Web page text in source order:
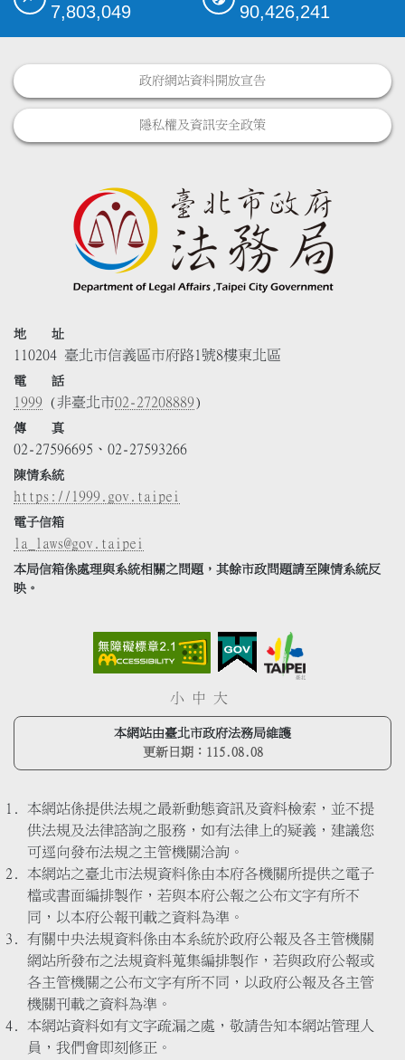
7,803,049 90,426,241
政府網站資料開放宣告
隱私權及資訊安全政策
地 址
110204 臺北市信義區市府路1號8樓東北區
電 話
1999 (非臺北市02-27208889)
傳 真
02-27596695、02-27593266
陳情系統
https://1999.gov.taipei
電子信箱
la_laws@gov.taipei
本局信箱係處理與系統相關之問題，其餘市政問題請至陳情系統反
映。
小 中 大
本網站由臺北市政府法務局維護
更新日期： 115.08.08
本網站係提供法規之最新動態資訊及資料檢索，並不提
供法規及法律諮詢之服務，如有法律上的疑義，建議您
可逕向發布法規之主管機關洽詢。
本網站之臺北市法規資料係由本府各機關所提供之電子
檔或書面編排製作，若與本府公報之公布文字有所不
同，以本府公報刊載之資料為準。
有關中央法規資料係由本系統於政府公報及各主管機關
網站所發布之法規資料蒐集編排製作，若與政府公報或
各主管機關之公布文字有所不同，以政府公報及各主管
機關刊載之資料為準。
本網站資料如有文字疏漏之處，敬請告知本網站管理人
員，我們會即刻修正。